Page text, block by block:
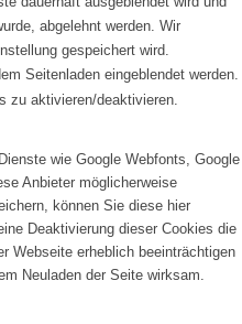
abgelehnt werden. Wir
gespeichert wird.
Seitenladen eingeblendet werden.
zu aktivieren/deaktivieren.
wie Google Webfonts, Google
Anbieter möglicherweise
können Sie diese hier
Deaktivierung dieser Cookies die
Webseite erheblich beeinträchtigen
Neuladen der Seite wirksam.